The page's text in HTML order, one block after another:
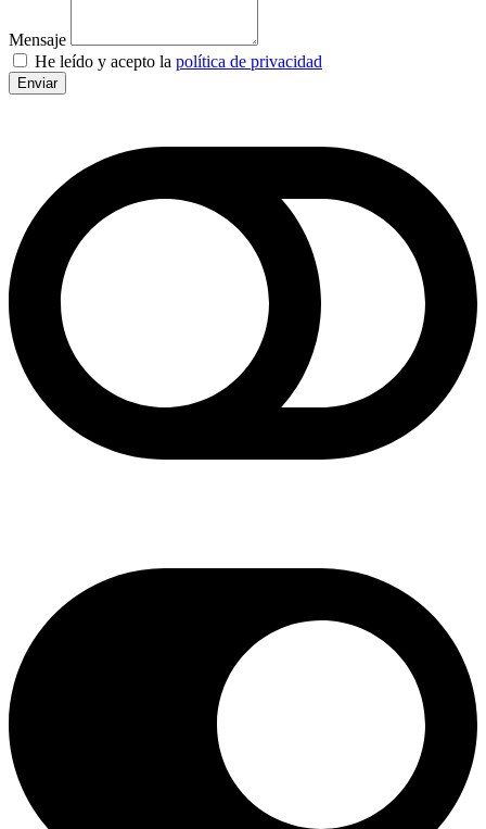
Mensaje
He leído y acepto la política de privacidad
Enviar